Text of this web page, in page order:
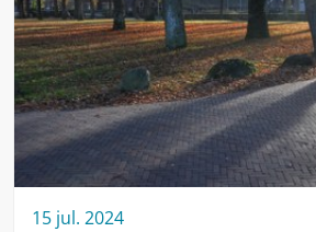
15 jul. 2024